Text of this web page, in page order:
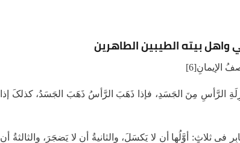
واهل بيته الطيبين الطاهرين
الإیمانِ[6]
الرَّأسِ مِنَ الجَسَدِ، فإذا ذَهَبَ الرَّأسُ ذَهَبَ الجَسَدُ، کذلکَ إذا
ثلاثٍ: أوَّلُها أن لا یَکسَلَ، والثانیةُ أن لا یَضجَرَ، والثالثةُ أن